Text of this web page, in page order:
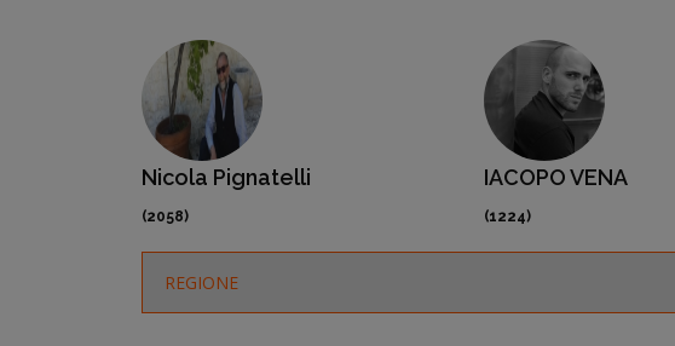
IACOPO VENA
(1224)
Fabio Signorelli
(871)